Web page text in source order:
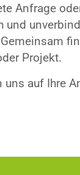
Anfrage
und
Projekt.
uns auf Ihre